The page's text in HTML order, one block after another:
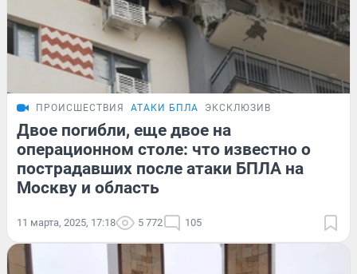
ПРОИСШЕСТВИЯ АТАКИ БПЛА ЭКСКЛЮЗИВ
Двое погибли, еще двое на
операционном столе: что известно о
пострадавших после атаки БПЛА на
Москву и область
11 марта, 2025, 17:18 5 772 105